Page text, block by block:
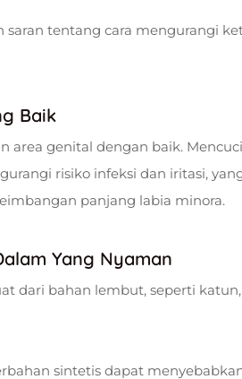
saran tentang cara mengurangi
Baik
area genital dengan baik.
risiko infeksi dan iritasi,
panjang labia minora.
Yang Nyaman
dari bahan lembut, seperti
sintetis dapat